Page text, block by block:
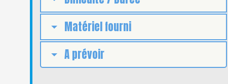
Matériel fourni
A prévoir